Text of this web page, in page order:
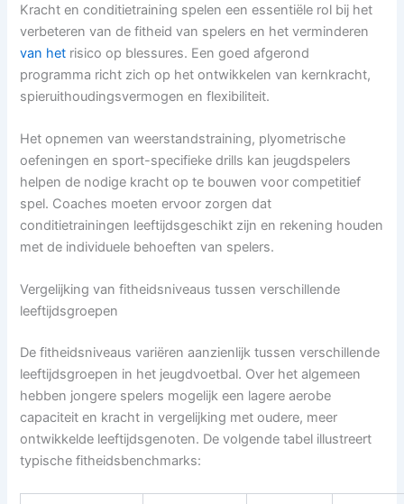
Kracht en conditietraining spelen een essentiële rol bij het
verbeteren van de fitheid van spelers en het verminderen
van het risico op blessures. Een goed afgerond
programma richt zich op het ontwikkelen van kernkracht,
spieruithoudingsvermogen en flexibiliteit.
Het opnemen van weerstandstraining, plyometrische
oefeningen en sport-specifieke drills kan jeugdspelers
helpen de nodige kracht op te bouwen voor competitief
spel. Coaches moeten ervoor zorgen dat
conditietrainingen leeftijdsgeschikt zijn en rekening houden
met de individuele behoeften van spelers.
Vergelijking van fitheidsniveaus tussen verschillende
leeftijdsgroepen
De fitheidsniveaus variëren aanzienlijk tussen verschillende
leeftijdsgroepen in het jeugdvoetbal. Over het algemeen
hebben jongere spelers mogelijk een lagere aerobe
capaciteit en kracht in vergelijking met oudere, meer
ontwikkelde leeftijdsgenoten. De volgende tabel illustreert
typische fitheidsbenchmarks: